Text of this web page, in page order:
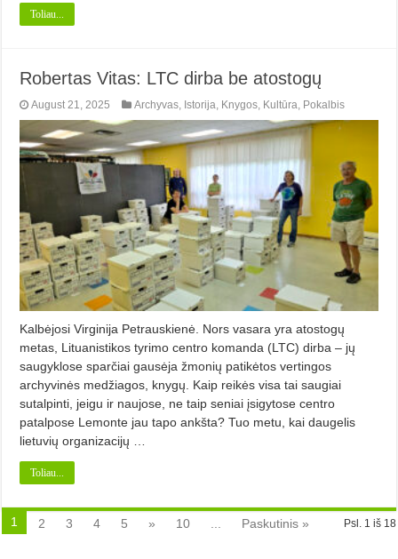
Toliau...
Robertas Vitas: LTC dirba be atostogų
August 21, 2025 Archyvas, Istorija, Knygos, Kultūra, Pokalbis
Kalbėjosi Virginija Petrauskienė. Nors vasara yra atostogų
metas, Lituanistikos tyrimo centro komanda (LTC) dirba – jų
saugyklose sparčiai gausėja žmonių patikėtos vertingos
archyvinės medžiagos, knygų. Kaip reikės visa tai saugiai
sutalpinti, jeigu ir naujose, ne taip seniai įsigytose centro
patalpose Lemonte jau tapo ankšta? Tuo metu, kai daugelis
lietuvių or­ganizacijų …
Toliau...
Psl. 1 iš 18
1 2 3 4 5 » 10 Paskutinis »